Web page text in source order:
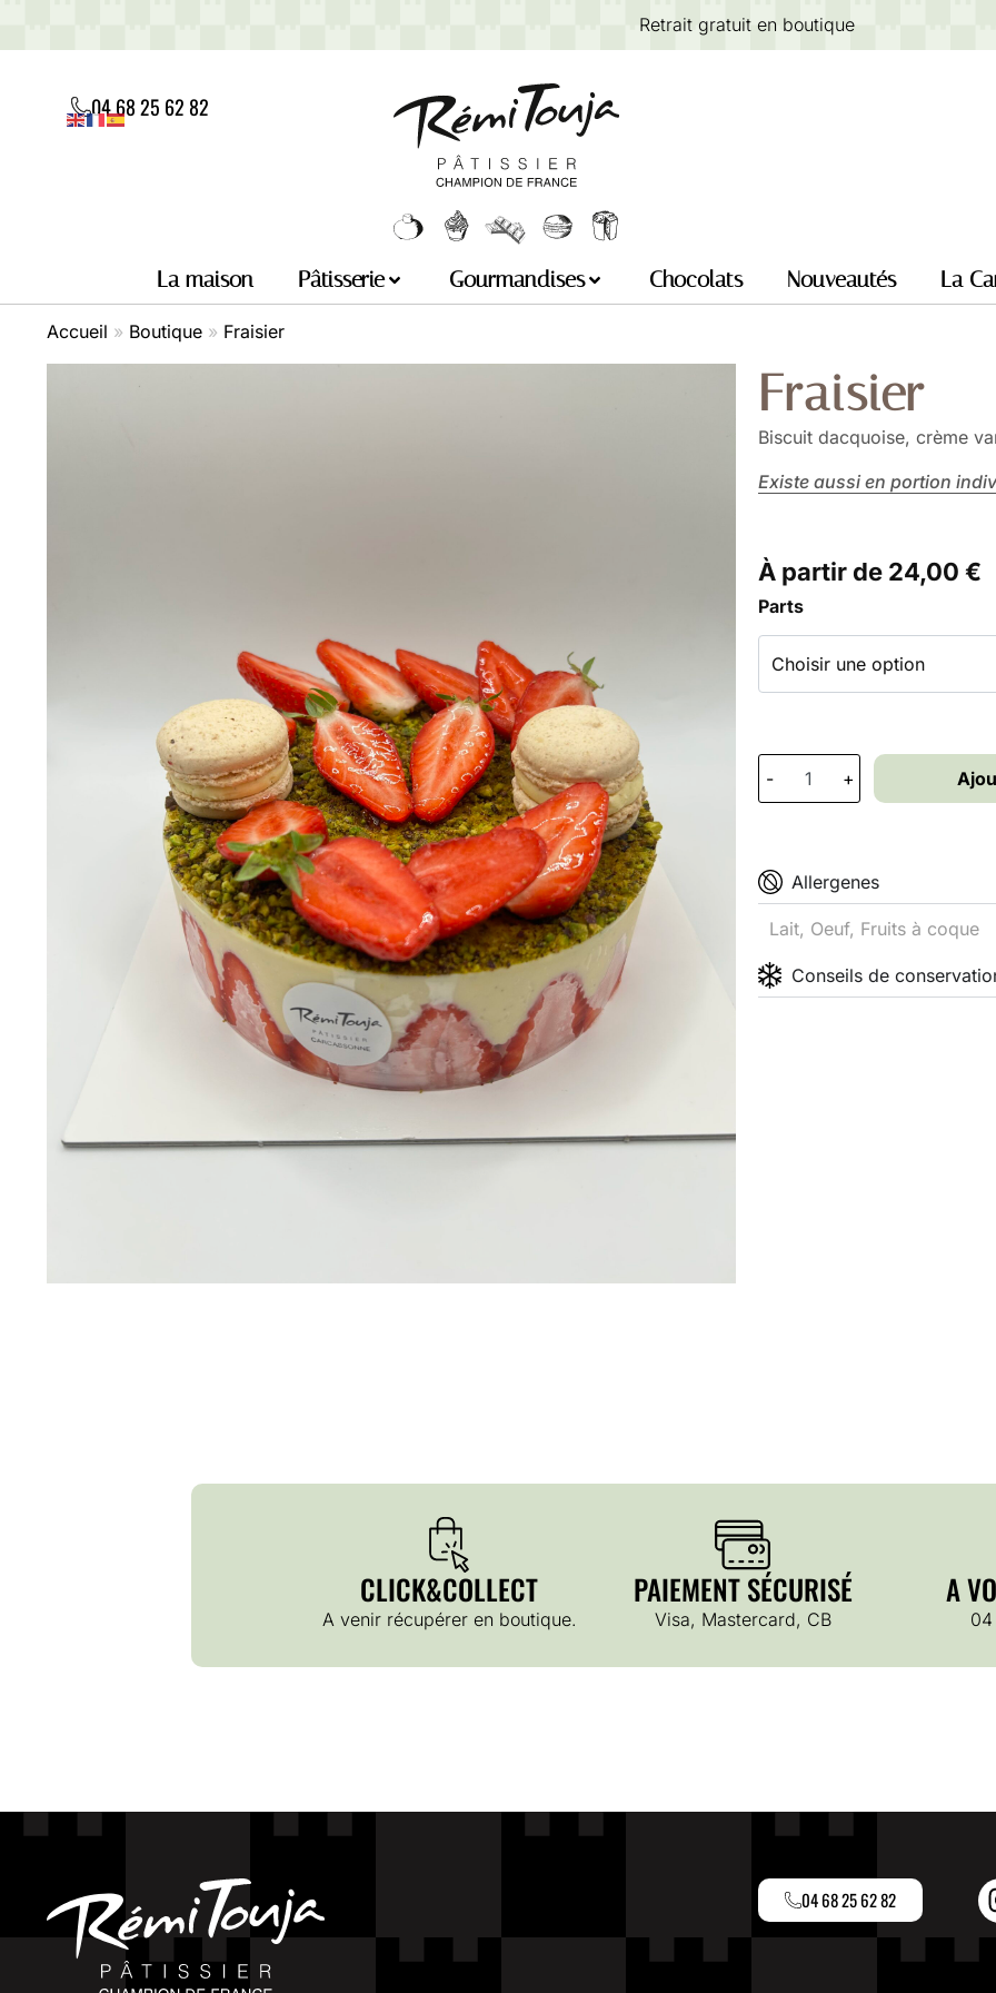
Retrait gratuit en boutique
04 68 25 62 82
La maison Pâtisserie Gourmandises Chocolats Nouveautés La
Accueil » Boutique » Fraisier
Fraisier
Biscuit dacquoise, crème
Existe aussi en portion
À partir de 24,00 €
Parts
- +
Allergenes
Lait, Oeuf, Fruits à coque
Conseils de
CLICK&COLLECT
A venir récupérer en boutique.
PAIEMENT SÉCURISÉ
Visa, Mastercard, CB
A
04 68 25 62 82